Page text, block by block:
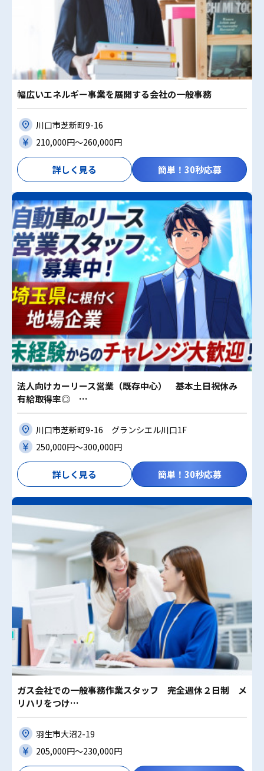
幅広いエネルギー事業を展開する会社の一般事務
川口市芝新町9-16
210,000円〜260,000円
詳しく見る 簡単！30秒応募
法人向けカーリース営業（既存中心） 基本土日祝休み
有給取得率◎ …
川口市芝新町9-16 グランシエル川口1F
250,000円〜300,000円
詳しく見る 簡単！30秒応募
ガス会社での一般事務作業スタッフ 完全週休２日制 メ
リハリをつけ…
羽生市大沼2-19
205,000円〜230,000円